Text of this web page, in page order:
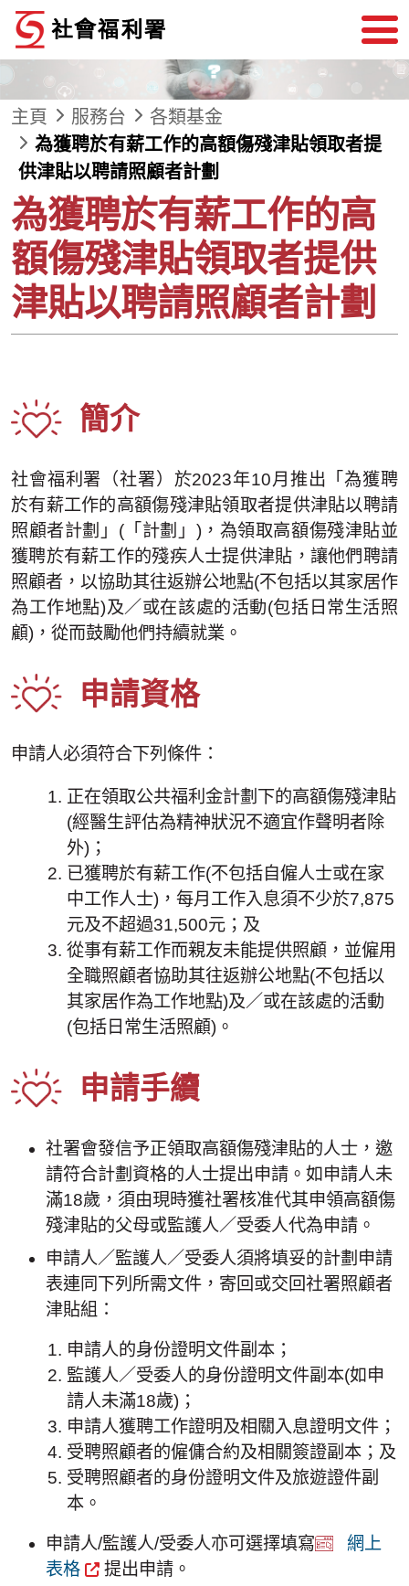
跳到內容
主頁 服務台
各類基金
為獲聘於有薪工作的高額傷殘津貼領取者提
供津貼以聘請照顧者計劃
為獲聘於有薪工作的高
額傷殘津貼領取者提供
津貼以聘請照顧者計劃
簡介
社會福利署（社署）於2023年10月推出「為獲聘
於有薪工作的高額傷殘津貼領取者提供津貼以聘請
照顧者計劃」(「計劃」)，為領取高額傷殘津貼並
獲聘於有薪工作的殘疾人士提供津貼，讓他們聘請
照顧者，以協助其往返辦公地點(不包括以其家居作
為工作地點)及／或在該處的活動(包括日常生活照
顧)，從而鼓勵他們持續就業。
申請資格
申請人必須符合下列條件：
正在領取公共福利金計劃下的高額傷殘津貼
(經醫生評估為精神狀況不適宜作聲明者除
外)；
已獲聘於有薪工作(不包括自僱人士或在家
中工作人士)，每月工作入息須不少於7,875
元及不超過31,500元；及
從事有薪工作而親友未能提供照顧，並僱用
全職照顧者協助其往返辦公地點(不包括以
其家居作為工作地點)及／或在該處的活動
(包括日常生活照顧)。
申請手續
社署會發信予正領取高額傷殘津貼的人士，邀
請符合計劃資格的人士提出申請。如申請人未
滿18歲，須由現時獲社署核准代其申領高額傷
殘津貼的父母或監護人／受委人代為申請。
申請人／監護人／受委人須將填妥的計劃申請
表連同下列所需文件，寄回或交回社署照顧者
津貼組：
申請人的身份證明文件副本；
監護人／受委人的身份證明文件副本(如申
請人未滿18歲)；
申請人獲聘工作證明及相關入息證明文件；
受聘照顧者的僱傭合約及相關簽證副本；及
受聘照顧者的身份證明文件及旅遊證件副
本。
申請人/監護人/受委人亦可選擇填寫
網上
表格
提出申請。